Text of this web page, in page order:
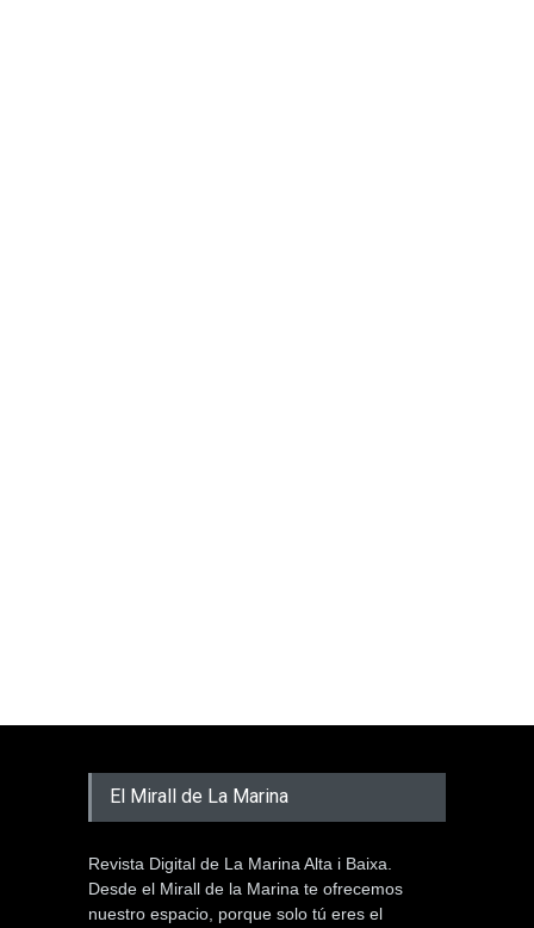
El Mirall de La Marina
Revista Digital de La Marina Alta i Baixa.
Desde el Mirall de la Marina te ofrecemos
nuestro espacio, porque solo tú eres el